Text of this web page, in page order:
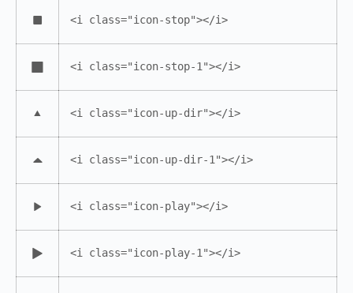
<i class="icon-stop"></i>
<i class="icon-stop-1"></i>
<i class="icon-up-dir"></i>
<i class="icon-up-dir-1"></i>
<i class="icon-play"></i>
<i class="icon-play-1"></i>